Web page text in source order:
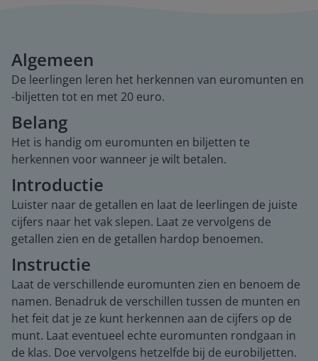
Algemeen
De leerlingen leren het herkennen van euromunten en
-biljetten tot en met 20 euro.
Belang
Het is handig om euromunten en biljetten te
herkennen voor wanneer je wilt betalen.
Introductie
Luister naar de getallen en laat de leerlingen de juiste
cijfers naar het vak slepen. Laat ze vervolgens de
getallen zien en de getallen hardop benoemen.
Instructie
Laat de verschillende euromunten zien en benoem de
namen. Benadruk de verschillen tussen de munten en
het feit dat je ze kunt herkennen aan de cijfers op de
munt. Laat eventueel echte euromunten rondgaan in
de klas. Doe vervolgens hetzelfde bij de eurobiljetten.